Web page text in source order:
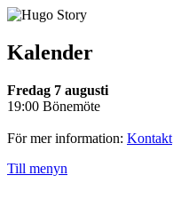
Kalender
Fredag 7 augusti
19:00 Bönemöte
För mer information: Kontakt
Till menyn